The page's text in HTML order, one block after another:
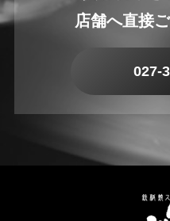
店舗へ直接
027-